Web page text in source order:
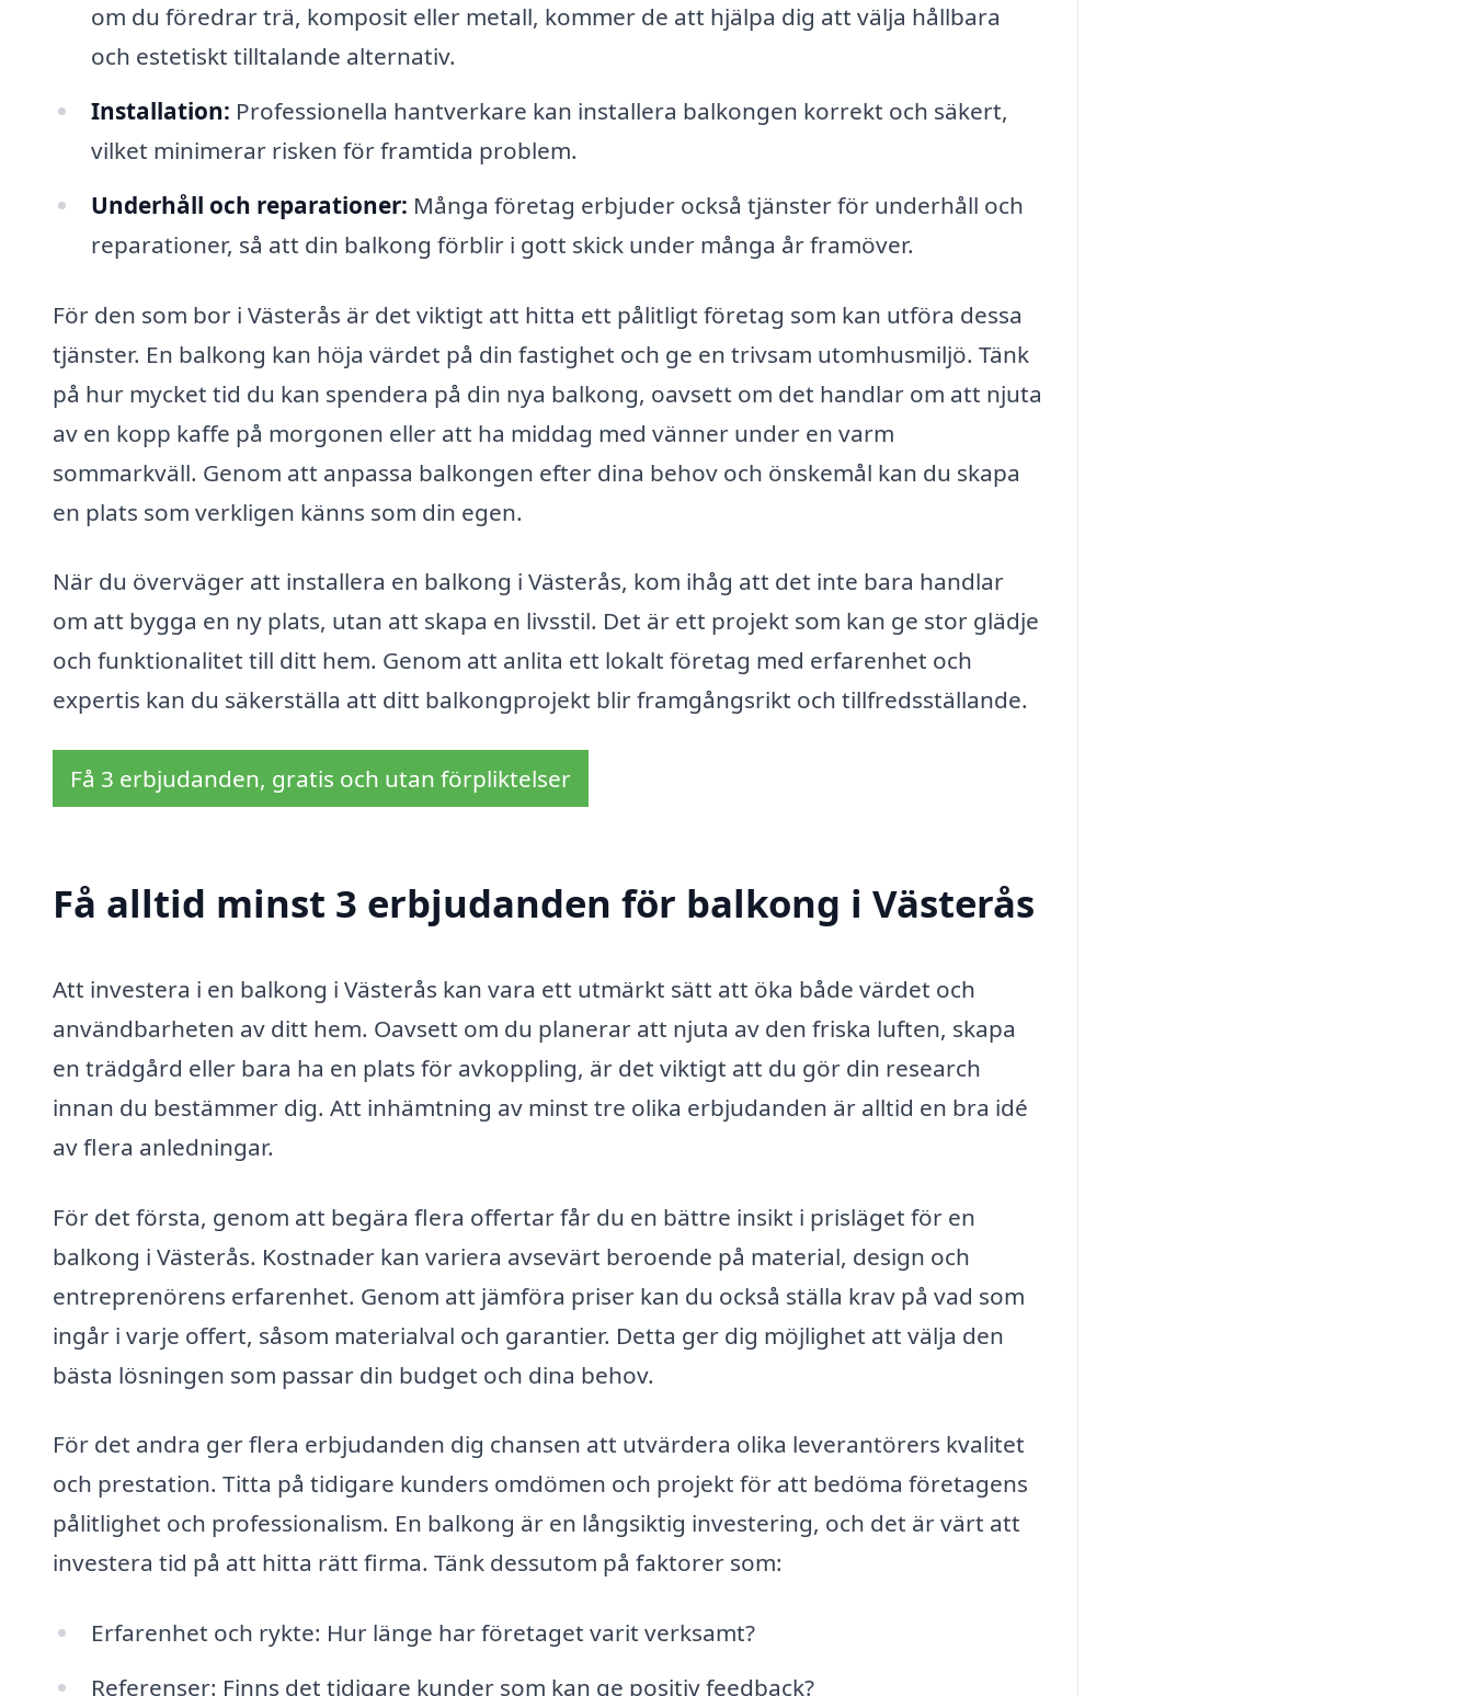
om du föredrar trä, komposit eller metall, kommer de att hjälpa dig att välja hållbara
och estetiskt tilltalande alternativ.
Installation: Professionella hantverkare kan installera balkongen korrekt och säkert,
vilket minimerar risken för framtida problem.
Underhåll och reparationer: Många företag erbjuder också tjänster för underhåll och
reparationer, så att din balkong förblir i gott skick under många år framöver.
För den som bor i Västerås är det viktigt att hitta ett pålitligt företag som kan utföra dessa
tjänster. En balkong kan höja värdet på din fastighet och ge en trivsam utomhusmiljö. Tänk
på hur mycket tid du kan spendera på din nya balkong, oavsett om det handlar om att njuta
av en kopp kaffe på morgonen eller att ha middag med vänner under en varm
sommarkväll. Genom att anpassa balkongen efter dina behov och önskemål kan du skapa
en plats som verkligen känns som din egen.
När du överväger att installera en balkong i Västerås, kom ihåg att det inte bara handlar
om att bygga en ny plats, utan att skapa en livsstil. Det är ett projekt som kan ge stor glädje
och funktionalitet till ditt hem. Genom att anlita ett lokalt företag med erfarenhet och
expertis kan du säkerställa att ditt balkongprojekt blir framgångsrikt och tillfredsställande.
Få 3 erbjudanden, gratis och utan förpliktelser
Få alltid minst 3 erbjudanden för balkong i Västerås
Att investera i en balkong i Västerås kan vara ett utmärkt sätt att öka både värdet och
användbarheten av ditt hem. Oavsett om du planerar att njuta av den friska luften, skapa
en trädgård eller bara ha en plats för avkoppling, är det viktigt att du gör din research
innan du bestämmer dig. Att inhämtning av minst tre olika erbjudanden är alltid en bra idé
av flera anledningar.
För det första, genom att begära flera offertar får du en bättre insikt i prisläget för en
balkong i Västerås. Kostnader kan variera avsevärt beroende på material, design och
entreprenörens erfarenhet. Genom att jämföra priser kan du också ställa krav på vad som
ingår i varje offert, såsom materialval och garantier. Detta ger dig möjlighet att välja den
bästa lösningen som passar din budget och dina behov.
För det andra ger flera erbjudanden dig chansen att utvärdera olika leverantörers kvalitet
och prestation. Titta på tidigare kunders omdömen och projekt för att bedöma företagens
pålitlighet och professionalism. En balkong är en långsiktig investering, och det är värt att
investera tid på att hitta rätt firma. Tänk dessutom på faktorer som:
Erfarenhet och rykte: Hur länge har företaget varit verksamt?
Referenser: Finns det tidigare kunder som kan ge positiv feedback?